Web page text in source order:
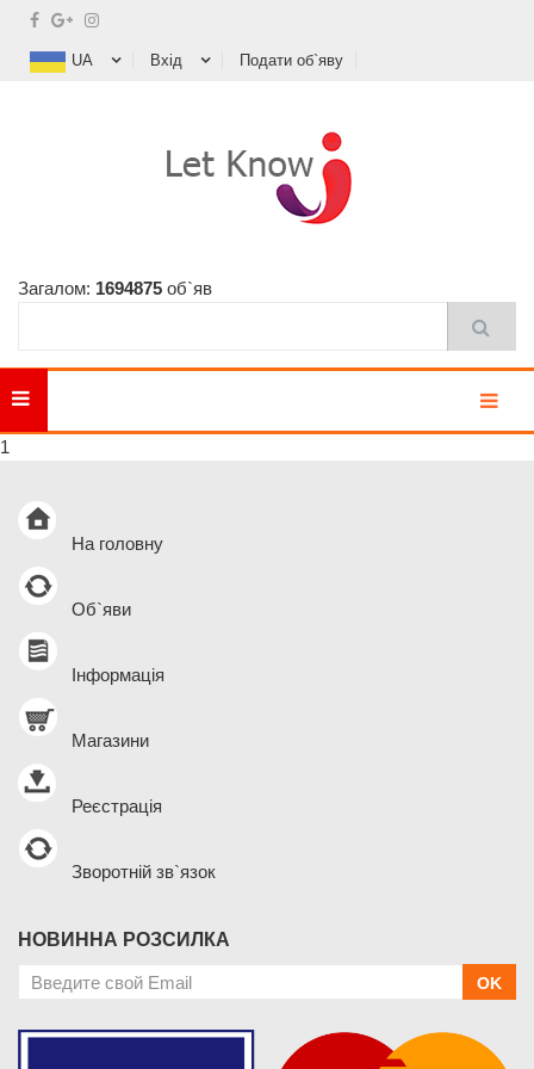
UA Вхід Подати об`яву
Загалом: 1694875 об`яв
1
На головну
Об`яви
Інформація
Магазини
Реєстрація
Зворотній зв`язок
НОВИННА РОЗСИЛКА
OK